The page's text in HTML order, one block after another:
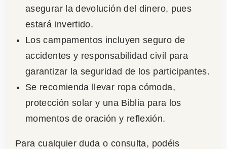
asegurar la devolución del dinero, pues
estará invertido.
Los campamentos incluyen seguro de
accidentes y responsabilidad civil para
garantizar la seguridad de los participantes.
Se recomienda llevar ropa cómoda,
protección solar y una Biblia para los
momentos de oración y reflexión.
Para cualquier duda o consulta, podéis